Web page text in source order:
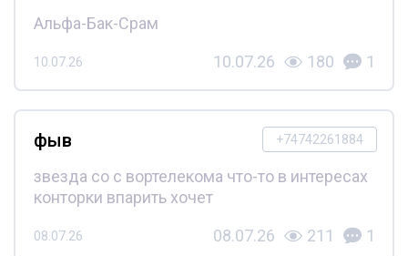
Альфа-Бак-Срам
10.07.26 10.07.26 180 1
+74742261884
фыв
звезда со с вортелекома что-то в интересах
конторки впарить хочет
08.07.26 08.07.26 211 1